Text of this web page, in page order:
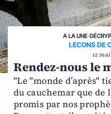
A LA UNE›
LECONS DE
12
Rendez-nous le
"Le "monde d’après"
du cauchemar que de
promis par nos